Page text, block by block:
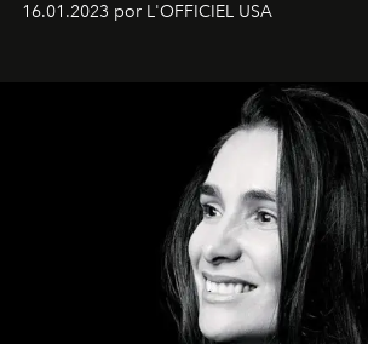
16.01.2023 por L'OFFICIEL USA